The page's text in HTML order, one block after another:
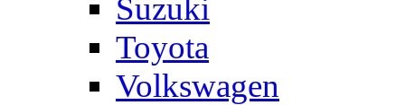
Suzuki
Toyota
Volkswagen